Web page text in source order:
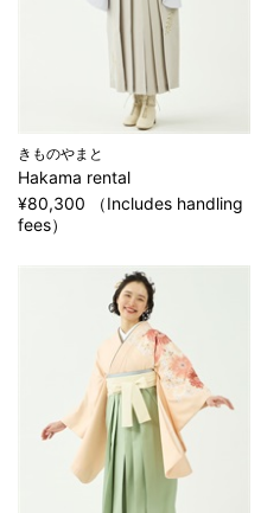
きものやまと
Hakama rental
¥80,300 （Includes handling
fees）